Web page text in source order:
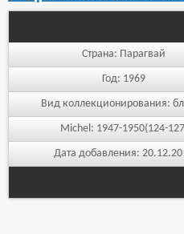
Страна: Парагвай
Год: 1969
Вид коллекционирования:
Michel: 1947-1950(124-
Дата добавления: